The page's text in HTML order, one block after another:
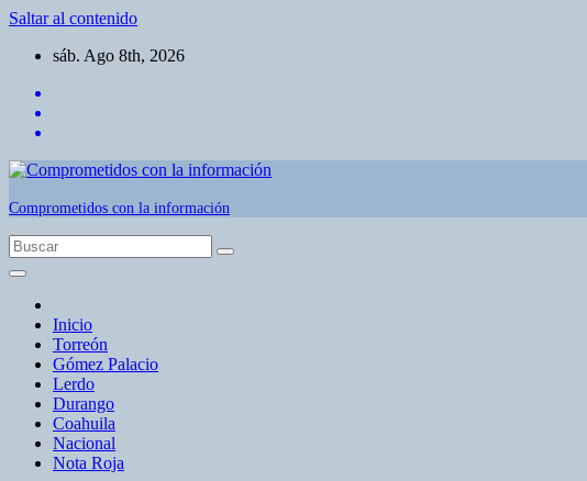
Saltar al contenido
sáb. Ago 8th, 2026
Comprometidos con la información
Inicio
Torreón
Gómez Palacio
Lerdo
Durango
Coahuila
Nacional
Nota Roja